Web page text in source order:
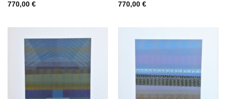
770,00 €
770,00 €